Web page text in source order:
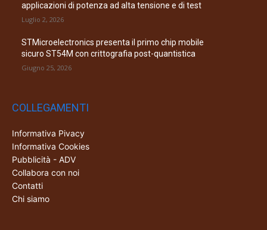
applicazioni di potenza ad alta tensione e di test
Luglio 2, 2026
STMicroelectronics presenta il primo chip mobile
sicuro ST54M con crittografia post-quantistica
Giugno 25, 2026
COLLEGAMENTI
Informativa Pivacy
Informativa Cookies
Pubblicità - ADV
Collabora con noi
Contatti
Chi siamo